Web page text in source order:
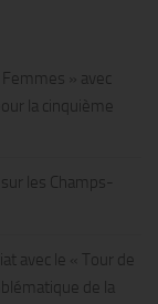
Femmes » avec
la cinquième
les Champs-
avec le « Tour de
de la